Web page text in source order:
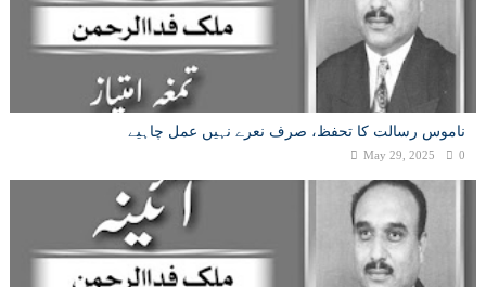
ناموس رسالت کا تحفظ، صرف نعرے نہیں عمل چاہیے
May 29, 2025 0